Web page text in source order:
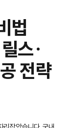
법
스·
전략